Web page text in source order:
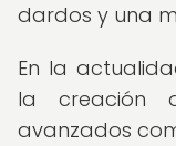
dardos y una
En la
la creación
avanzados